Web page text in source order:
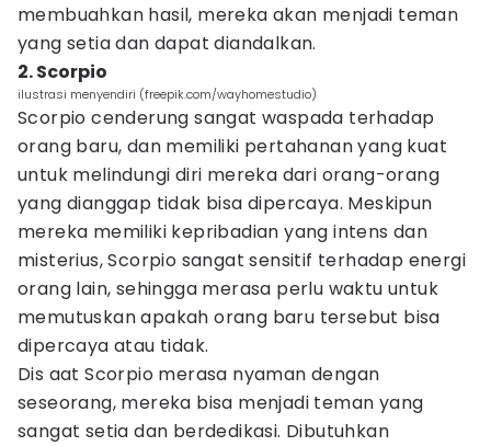
membuahkan hasil, mereka akan menjadi teman
yang setia dan dapat diandalkan.
2. Scorpio
ilustrasi menyendiri (freepik.com/wayhomestudio)
Scorpio cenderung sangat waspada terhadap
orang baru, dan memiliki pertahanan yang kuat
untuk melindungi diri mereka dari orang-orang
yang dianggap tidak bisa dipercaya. Meskipun
mereka memiliki kepribadian yang intens dan
misterius, Scorpio sangat sensitif terhadap energi
orang lain, sehingga merasa perlu waktu untuk
memutuskan apakah orang baru tersebut bisa
dipercaya atau tidak.
Dis aat Scorpio merasa nyaman dengan
seseorang, mereka bisa menjadi teman yang
sangat setia dan berdedikasi. Dibutuhkan